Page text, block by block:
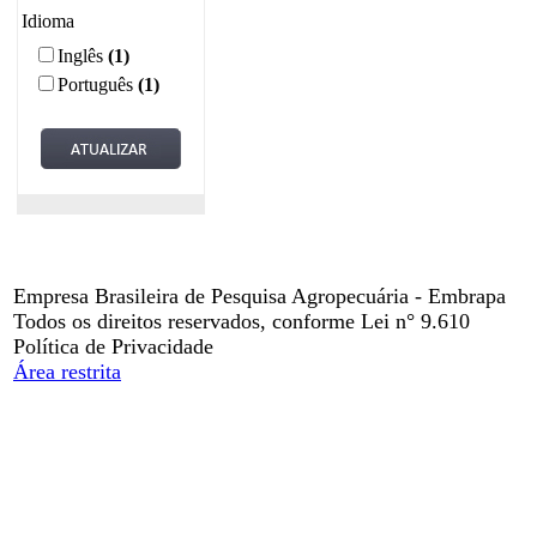
Idioma
Inglês (1)
Português (1)
Empresa Brasileira de Pesquisa Agropecuária - Embrapa
Todos os direitos reservados, conforme Lei n° 9.610
Política de Privacidade
Área restrita